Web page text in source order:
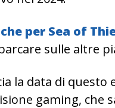
per Sea of
sulle altre
la data di questo
gaming, che